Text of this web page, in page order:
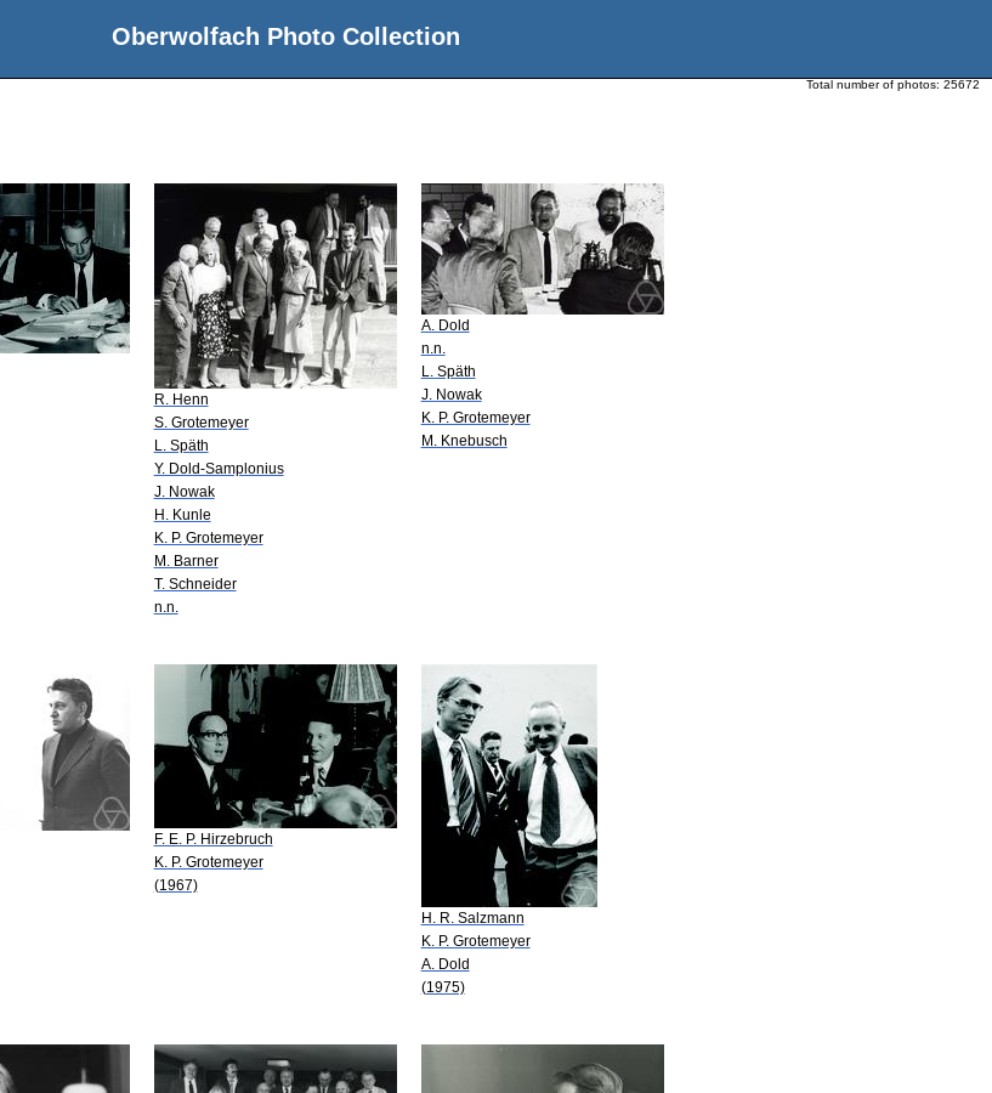
Oberwolfach Photo Collection
Total number of photos: 25672
R. Henn
S. Grotemeyer
L. Späth
Y. Dold-Samplonius
J. Nowak
H. Kunle
K. P. Grotemeyer
M. Barner
T. Schneider
n.n.
A. Dold
n.n.
L. Späth
J. Nowak
K. P. Grotemeyer
M. Knebusch
F. E. P. Hirzebruch
K. P. Grotemeyer
(1967)
H. R. Salzmann
K. P. Grotemeyer
A. Dold
(1975)